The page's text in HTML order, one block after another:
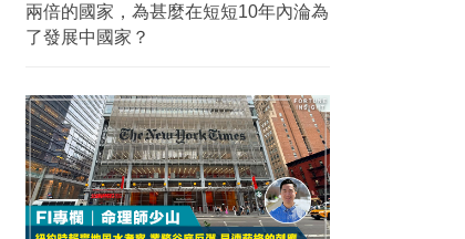
兩倍的國家，為甚麼在短短10年內淪為
了發展中國家？